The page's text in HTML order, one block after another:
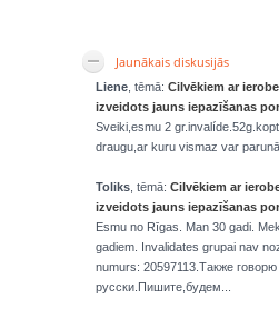
Jaunākais diskusijās
Liene , tēmā: Cilvēkiem ar
izveidots jauns iepazīšanas
Sveiki,esmu 2
draugu,ar kuru vismaz var
Toliks , tēmā: Cilvēkiem ar
izveidots jauns iepazīšanas
Esmu no Rīgas. Man 30 gadi.
gadiem. Invalidates grupai nav
numurs: 20597113.Также говорю
русски.Пишите,будем...